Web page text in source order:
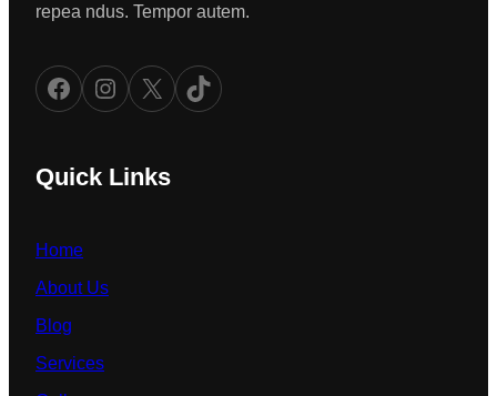
repea ndus. Tempor autem.
Facebook Instagram X TikTok
Quick Links
Home
About Us
Blog
Services